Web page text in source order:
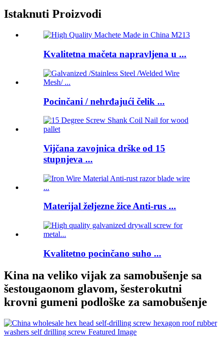
Istaknuti Proizvodi
Kvalitetna mačeta napravljena u ...
Pocinčani / nehrđajući čelik ...
Vijčana zavojnica drške od 15
stupnjeva ...
Materijal željezne žice Anti-rus ...
Kvalitetno pocinčano suho ...
Kina na veliko vijak za samobušenje sa
šestougaonom glavom, šesterokutni
krovni gumeni podloške za samobušenje